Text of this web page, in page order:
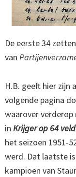
De eerste 34
van
H.B. geeft hier zijn
volgende pagina
waarover verderop
in Krijger op 64
het seizoen 1951-
werd. Dat laatste
kampioen van